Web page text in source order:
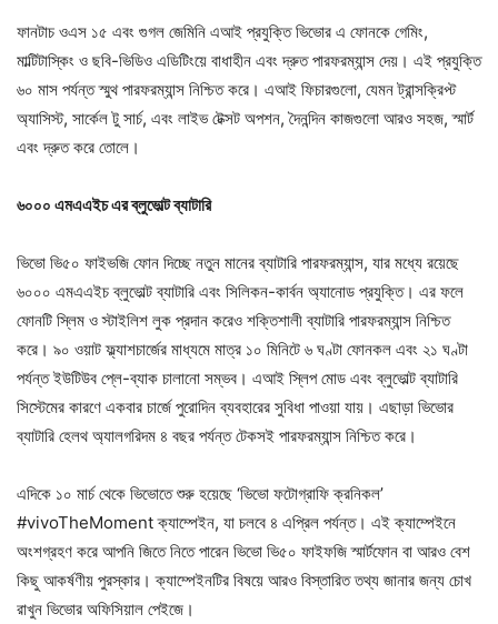
ফানটাচ ওএস ১৫ এবং গুগল জেমিনি এআই প্রযুক্তি ভিভোর এ ফোনকে গেমিং,
মাল্টিটাস্কিং ও ছবি-ভিডিও এডিটিংয়ে বাধাহীন এবং দ্রুত পারফরম্যান্স দেয়। এই প্রযুক্তি
৬০ মাস পর্যন্ত স্মুথ পারফরম্যান্স নিশ্চিত করে। এআই ফিচারগুলো, যেমন ট্রান্সক্রিপ্ট
অ্যাসিস্ট, সার্কেল টু সার্চ, এবং লাইভ টেক্সট অপশন, দৈনন্দিন কাজগুলো আরও সহজ, স্মার্ট
এবং দ্রুত করে তোলে।
৬০০০ এমএএইচ এর ব্লুভোল্ট ব্যাটারি
ভিভো ভি৫০ ফাইভজি ফোন দিচ্ছে নতুন মানের ব্যাটারি পারফরম্যান্স, যার মধ্যে রয়েছে
৬০০০ এমএএইচ ব্লুভোল্ট ব্যাটারি এবং সিলিকন-কার্বন অ্যানোড প্রযুক্তি। এর ফলে
ফোনটি স্লিম ও স্টাইলিশ লুক প্রদান করেও শক্তিশালী ব্যাটারি পারফরম্যান্স নিশ্চিত
করে। ৯০ ওয়াট ফ্ল্যাশচার্জের মাধ্যমে মাত্র ১০ মিনিটে ৬ ঘণ্টা ফোনকল এবং ২১ ঘণ্টা
পর্যন্ত ইউটিউব প্লে-ব্যাক চালানো সম্ভব। এআই স্লিপ মোড এবং ব্লুভোল্ট ব্যাটারি
সিস্টেমের কারণে একবার চার্জে পুরোদিন ব্যবহারের সুবিধা পাওয়া যায়। এছাড়া ভিভোর
ব্যাটারি হেলথ অ্যালগরিদম ৪ বছর পর্যন্ত টেকসই পারফরম্যান্স নিশ্চিত করে।
এদিকে ১০ মার্চ থেকে ভিভোতে শুরু হয়েছে ‘ভিভো ফটোগ্রাফি ক্রনিকল’
#vivoTheMoment ক্যাম্পেইন, যা চলবে ৪ এপ্রিল পর্যন্ত। এই ক্যাম্পেইনে
অংশগ্রহণ করে আপনি জিতে নিতে পারেন ভিভো ভি৫০ ফাইফজি স্মার্টফোন বা আরও বেশ
কিছু আকর্ষণীয় পুরস্কার। ক্যাম্পেইনটির বিষয়ে আরও বিস্তারিত তথ্য জানার জন্য চোখ
রাখুন ভিভোর অফিসিয়াল পেইজে।